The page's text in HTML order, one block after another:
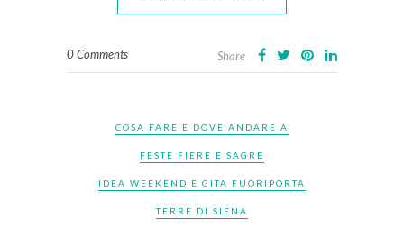
0 Comments Share
COSA FARE E DOVE ANDARE A
FESTE FIERE E SAGRE
IDEA WEEKEND E GITA FUORIPORTA
TERRE DI SIENA